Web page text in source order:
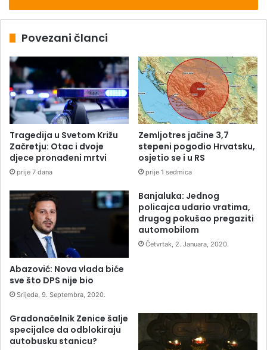
Povezani članci
Tragedija u Svetom Križu
Začretju: Otac i dvoje
djece pronađeni mrtvi
prije 7 dana
Zemljotres jačine 3,7
stepeni pogodio Hrvatsku,
osjetio se i u RS
prije 1 sedmica
Abazović: Nova vlada biće
sve što DPS nije bio
Srijeda, 9. Septembra, 2020.
Banjaluka: Jednog
policajca udario vratima,
drugog pokušao pregaziti
automobilom
Četvrtak, 2. Januara, 2020.
Gradonačelnik Zenice šalje
specijalce da odblokiraju
autobusku stanicu?